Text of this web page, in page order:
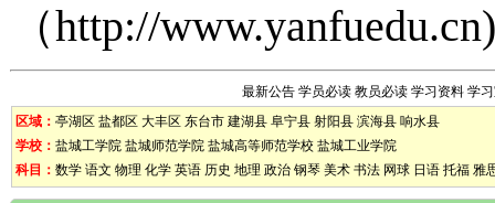
（http://www.yanfuedu.cn)
最新公告 学员必读 教员必读 学习资料 学
区域： 亭湖区 盐都区 大丰区 东台市 建湖县 阜宁县 射阳县 滨海县 响水县
学校： 盐城工学院 盐城师范学院 盐城高等师范学校 盐城工业学院
科目： 数学 语文 物理 化学 英语 历史 地理 政治 钢琴 美术 书法 网球 日语 托福 雅